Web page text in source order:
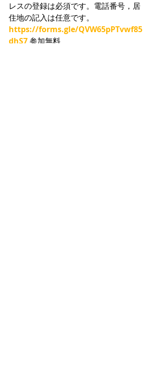
レスの登録は必須です。電話番号，居
住地の記入は任意です。
https://forms.gle/QVW65pPTvwf85
dhS7 参加無料